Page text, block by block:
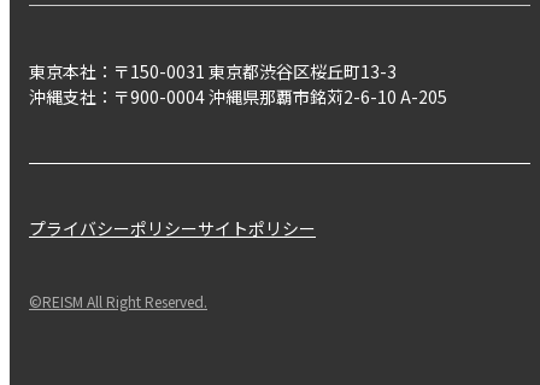
東京本社：〒150-0031 東京都渋谷区桜丘町13-3
沖縄支社：〒900-0004 沖縄県那覇市銘苅2-6-10 A-205
プライバシーポリシーサイトポリシー
©REISM All Right Reserved.